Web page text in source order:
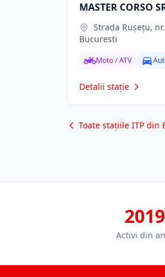
MASTER CORSO
Bucuresti
Moto / ATV
Detalii stație
Toate stațiile ITP din
2019
Activi din